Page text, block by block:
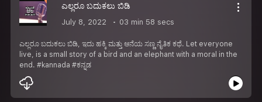
ಎಲ್ಲರೂ ಬದುಕಲು ಬಿಡಿ
July 8, 2022 03 min 58 secs
ಎಲ್ಲರೂ ಬದುಕಲು ಬಿಡಿ, ಇದು ಹಕ್ಕಿ ಮತ್ತು ಆನೆಯ ಸಣ್ಣ ನೈತಿಕ ಕಥೆ. Let everyone
live, is a small story of a bird and an elephant with a moral in the
end. #kannada #ಕನ್ನಡ